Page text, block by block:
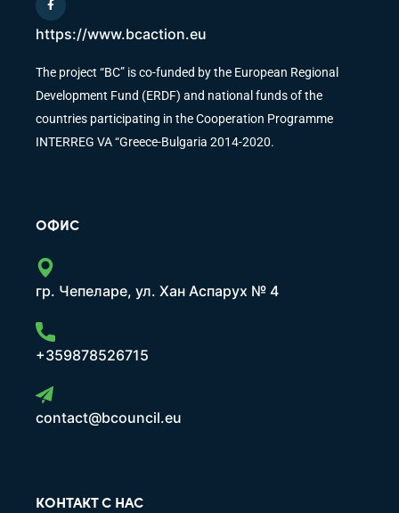
https://www.bcaction.eu
The project “BC” is co-funded by the European Regional
Development Fund (ERDF) and national funds of the
countries participating in the Cooperation Programme
INTERREG VA “Greece-Bulgaria 2014-2020.
ОФИС
гр. Чепеларе, ул. Хан Аспарух № 4
+359878526715
contact@bcouncil.eu
КОНТАКТ С НАС